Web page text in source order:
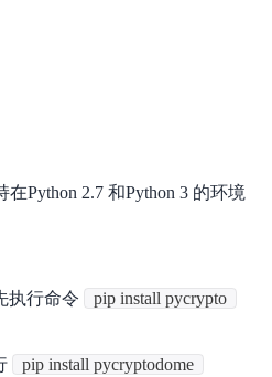
Python 2.7 和Python 3 的环境
执行命令
pip install pycrypto
pip install pycryptodome